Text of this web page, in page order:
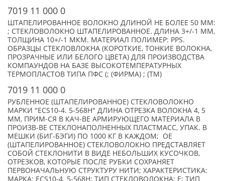
7019 11 000 0
ШТАПЕЛИРОВАННОЕ ВОЛОКНО ДЛИНОЙ НЕ БОЛЕЕ 50 ММ:
; СТЕКЛОВОЛОКНО ШТАПЕЛИРОВАННОЕ. ДЛИНА 3+/-1 ММ,
ТОЛЩИНА 10+/-1 МКМ. МАТЕРИАЛ ПОЛИМЕР: PPS.
ОБРАЗЦЫ СТЕКЛОВЛОКНА (КОРОТКИЕ, ТОНКИЕ ВОЛОКНА,
ПРОЗРАЧНЫЕ ИЛИ БЕЛОГО ЦВЕТА) ДЛЯ ПРОИЗВОДСТВА
КОМПАУНДОВ НА БАЗЕ ВЫСОКОТЕМПЕРАТУРНЫХ
ТЕРМОПЛАСТОВ ТИПА ПФС (; (ФИРМА) ; (TM)
7019 11 000 0
РУБЛЕННОЕ (ШТАПЕЛИРОВАННОЕ) СТЕКЛОВОЛОКНО
МАРКИ "ECS10-4. 5-568H" ДЛИНА ОТРЕЗКА ВОЛОКНА 4, 5
ММ, ПРИМ-СЯ В КАЧ-ВЕ АРМИРУЮЩЕГО МАТЕРИАЛА В
ПРОИЗВ-ВЕ СТЕКЛОНАПОЛНЕННЫХ ПЛАСТМАСС, УПАК. В
МЕШКИ (БИГ-БЭГИ) ПО 1000 КГ В КАЖДОМ; ОЕ
(ШТАПЕЛИРОВАННОЕ) СТЕКЛОВОЛОКНО ПРЕДСТАВЛЯЕТ
СОБОЙ СТЕКЛОНИТИ В ВИДЕ НЕБОЛЬШИХ КУСОЧКОВ,
ОТРЕЗКОВ, КОТОРЫЕ ПОСЛЕ РУБКИ СОХРАНЯЕТ
ПЕРВОНАЧАЛЬНУЮ СТРУКТУРУ НИТИ; ХАРАКТЕРИСТИКА:
МАРКА: ECS10-4. 5-568H; ТИП СТЕКЛОВОЛОКНА: Е; ТИП